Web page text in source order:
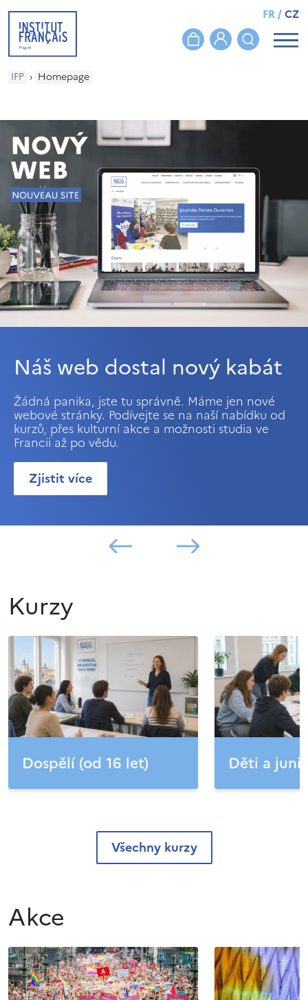
FR/CZ
IFP › Homepage
Náš web dostal nový kabát
Žádná panika, jste tu správně. Máme jen nové
webové stránky. Podívejte se na naší nabídku od
kurzů, přes kulturní akce a možnosti studia ve
Francii až po vědu.
Zjistit více
Kurzy
Dospělí (od 16 let) Děti a
Všechny kurzy
Akce